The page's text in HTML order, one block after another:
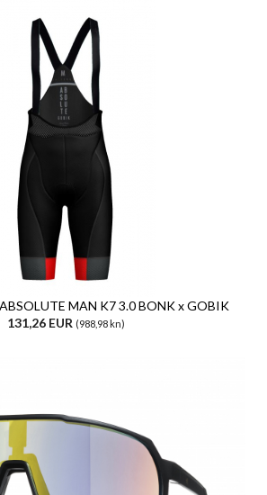
MAN K7 3.0 BONK x GOBIK
131,26 EUR (988,98 kn)